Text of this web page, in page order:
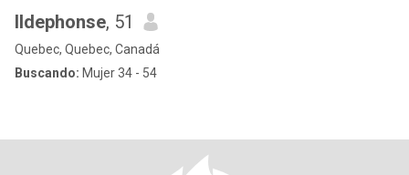
Ildephonse, 51
Quebec, Quebec, Canadá
Buscando: Mujer 34 - 54